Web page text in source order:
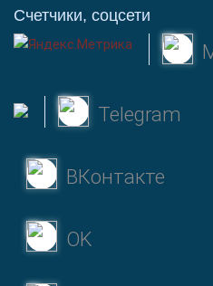
Счетчики, соцсети
Telegram
ВКонтакте
OK